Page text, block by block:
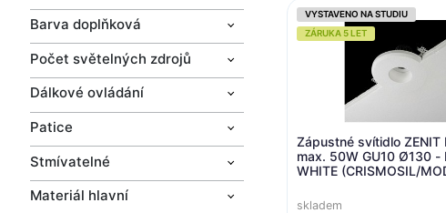
Barva doplňková
Počet světelných zdrojů
Dálkové ovládání
Patice
Stmívatelné
Materiál hlavní
VYSTAVENO NA STUDIU
ZÁRUKA 5 LET
Zápustné svítidlo ZENIT
max. 50W GU10 Ø130 -
WHITE (CRISMOSIL/
skladem